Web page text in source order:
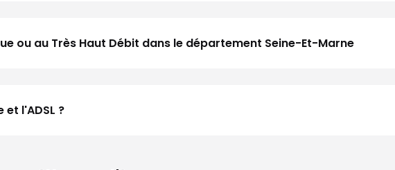
ou au Très Haut Débit dans le département Seine-Et-Marne
l'ADSL ?